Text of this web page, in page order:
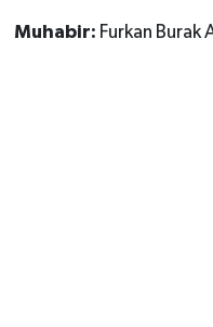
Muhabir: Furkan Burak